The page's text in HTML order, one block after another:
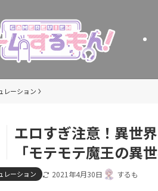
レーション
エロすぎ注意！異世
「モテモテ魔王の異
レーション 2021年4月30日 するも